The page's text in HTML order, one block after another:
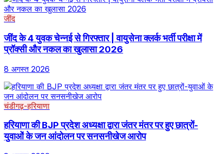
जींद
जींद के 4 युवक चेन्नई से गिरफ्तार | वायुसेना क्लर्क भर्ती परीक्षा में
प्रॉक्सी और नकल का खुलासा 2026
8 अगस्त 2026
चंडीगढ़-हरियाणा
हरियाणा की BJP प्रदेश अध्यक्षा द्वारा जंतर मंतर पर हुए छात्रों-
युवाओं के जन आंदोलन पर सनसनीखेज आरोप